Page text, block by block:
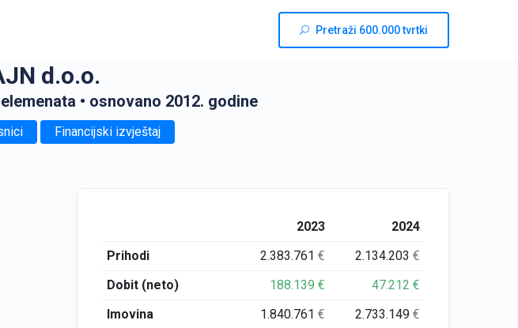
Pretraži 600.000 tvrtki
d.o.o.
• osnovano 2012. godine
Financijski izvještaj
2023
2024
Prihodi
2.383.761€ 2.134.203€
Dobit (neto)
188.139€ 47.212€
Imovina
1.840.761€ 2.733.149€